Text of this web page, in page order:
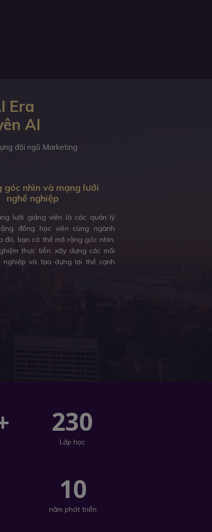
góc nhìn và mạng lưới
nghề nghiệp
lưới giảng viên là các quản lý
đồng học viên cùng ngành
đó, bạn có thể mở rộng góc nhìn,
thực tiễn, xây dựng các mối
nghiệp và tạo dựng lợi thế cạnh
Era
AI
đội ngũ Marketing
230
Lớp học
10
năm phát triển